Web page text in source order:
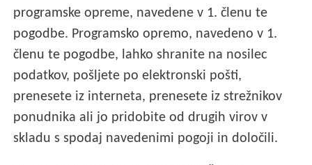
programske opreme, navedene v 1. členu te
pogodbe. Programsko opremo, navedeno v 1.
členu te pogodbe, lahko shranite na nosilec
podatkov, pošljete po elektronski pošti,
prenesete iz interneta, prenesete iz strežnikov
ponudnika ali jo pridobite od drugih virov v
skladu s spodaj navedenimi pogoji in določili.